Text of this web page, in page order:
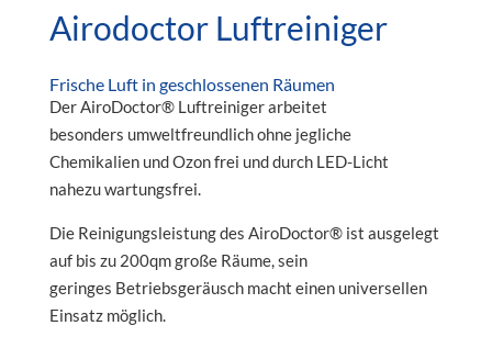
Airodoctor Luftreiniger
Frische Luft in geschlossenen Räumen
Der AiroDoctor® Luftreiniger arbeitet
besonders umweltfreundlich ohne jegliche
Chemikalien und Ozon frei und durch LED-Licht
nahezu wartungsfrei.
Die Reinigungsleistung des AiroDoctor® ist ausgelegt
auf bis zu 200qm große Räume, sein
geringes Betriebsgeräusch macht einen universellen
Einsatz möglich.